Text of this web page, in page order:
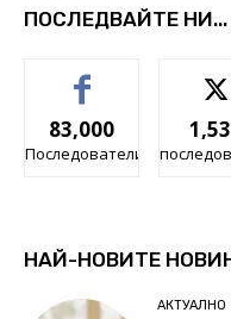
ПОСЛЕДВАЙТЕ НИ...
83,000
Последователи
НАЙ-НОВИТЕ
АКТУАЛНО